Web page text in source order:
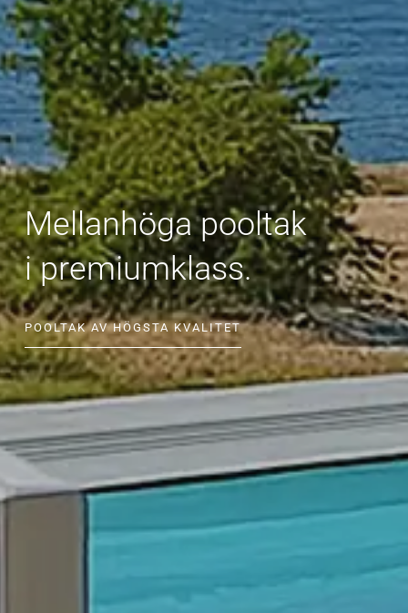
Mellanhöga pooltak
i premiumklass.
POOLTAK AV HÖGSTA KVALITET